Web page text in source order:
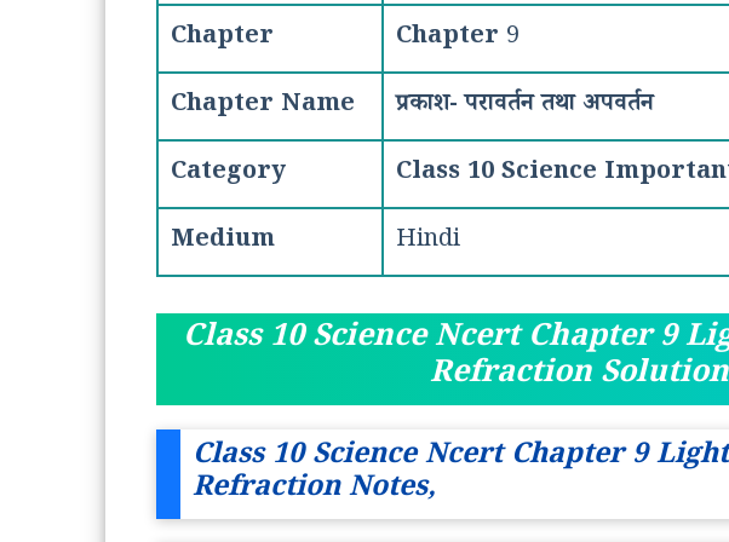
Chapter Chapter 9
Chapter Name
प्रकाश- परावर्तन तथा अपवर्तन
Category
Class 10 Science
Medium
Hindi
Class 10 Science Ncert Chapter 9
Refraction
Class 10 Science Ncert Chapter 9
Refraction Notes,